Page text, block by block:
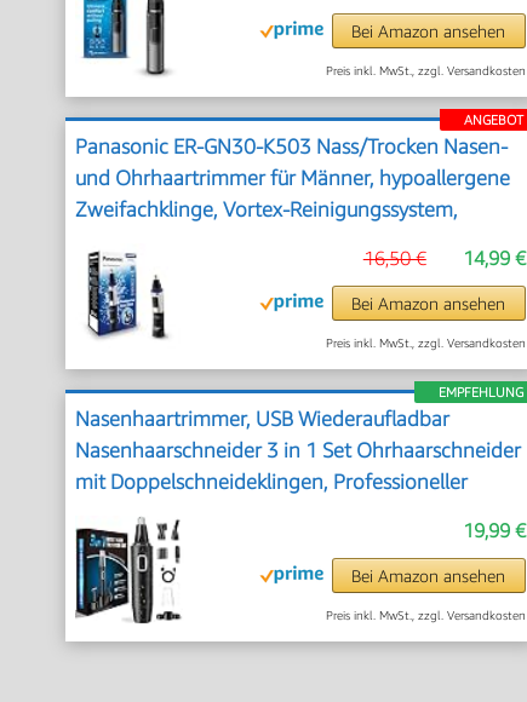
Bei Amazon ansehen
Preis inkl. MwSt., zzgl. Versandkosten
ANGEBOT
Panasonic ER-GN30-K503 Nass/Trocken Nasen-
und Ohrhaartrimmer für Männer, hypoallergene
Zweifachklinge, Vortex-Reinigungssystem,
14,99 €
16,50 €
Bei Amazon ansehen
Preis inkl. MwSt., zzgl. Versandkosten
EMPFEHLUNG
Nasenhaartrimmer, USB Wiederaufladbar
Nasenhaarschneider 3 in 1 Set Ohrhaarschneider
mit Doppelschneideklingen, Professioneller
schmerzfreier Augenbrauen und
esichtshaartrimmer für Männer und Frauen
19,99 €
Bei Amazon ansehen
Preis inkl. MwSt., zzgl. Versandkosten